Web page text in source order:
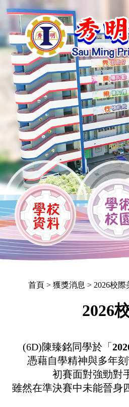
首頁> 獲獎消息 > 2026校際
2026
(6D)陳臻銘同學於「
憑藉自學精神與多年
初賽面對強勁對
雖然在準決賽中未能晉身